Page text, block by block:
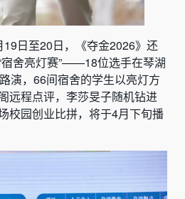
日至20日，《夺金2026》还
宿舍亮灯赛”——18位选手在琴湖
演，66间宿舍的学生以亮灯方
远程点评，李莎旻子随机钻进
校园创业比拼，将于4月下旬播